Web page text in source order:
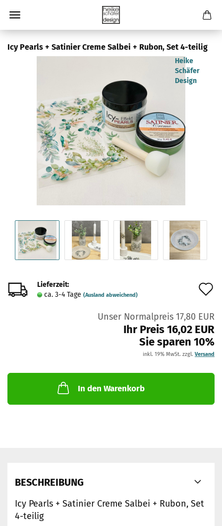
Icy Pearls + Satinier Creme Salbei + Rubon, Set 4-teilig
Heike
Schäfer
Design
Lieferzeit:
ca. 3-4 Tage (Ausland abweichend)
Unser Normalpreis 17,80 EUR
Ihr Preis 16,02 EUR
Sie sparen 10%
inkl. 19% MwSt. zzgl. Versand
In den Warenkorb
BESCHREIBUNG
Icy Pearls + Satinier Creme Salbei + Rubon, Set
4-teilig